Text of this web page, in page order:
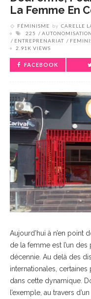
La Femme En
FÉMINISME by CARELLE
225
ENTREPRENARIAT
2.91K VIEWS
FACEBOOK
Aujourd’hui à n’en point
de la femme est l’un
décennie. Au delà des
internationales,
dans cette dynamique.
l’exemple, au travers